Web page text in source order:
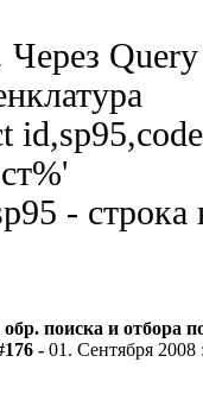
Через
-
поиска и отбора
- 01. Сентября 2008